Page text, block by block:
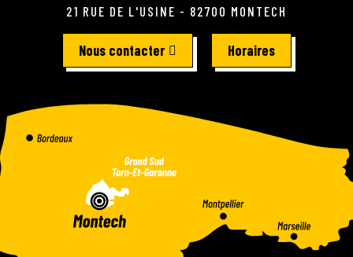
21 RUE DE L'USINE - 82700 MONTECH
Nous contacter Horaires